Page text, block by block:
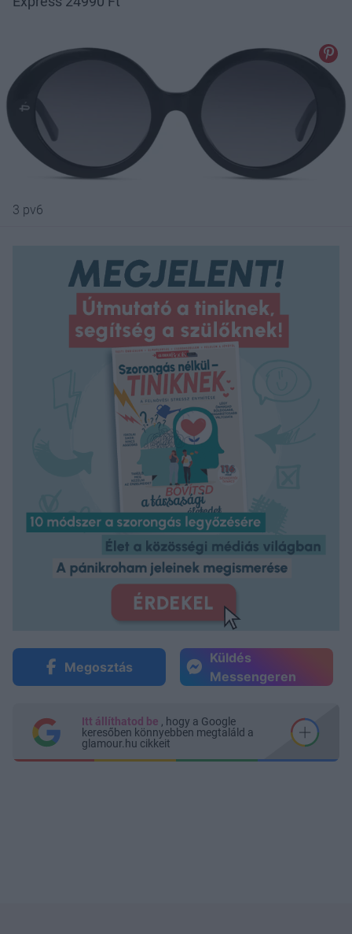
3 pv6
Megosztás
Küldés
Messengeren
Itt állíthatod be , hogy a Google
keresőben könnyebben megtaláld a
glamour.hu cikkeit